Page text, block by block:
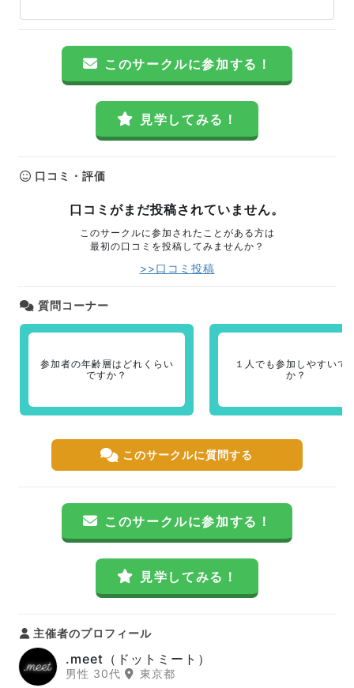
このサークルに参加する！
見学してみる！
口コミ・評価
口コミがまだ投稿されていません。
このサークルに参加されたことがある方は
最初の口コミを投稿してみませんか？
>>口コミ投稿
質問コーナー
参加者の年齢層はどれくらい
ですか？
１人でも参加しやすいで
か？
このサークルに質問する
このサークルに参加する！
見学してみる！
主催者のプロフィール
.meet（ドットミート）
男性 30代 東京都